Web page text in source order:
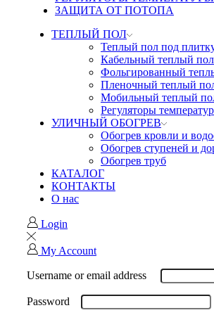
ЗАЩИТА ОТ ПОТОПА
ТЕПЛЫЙ ПОЛ
Теплый пол под
Кабельный теплый пол
Фольгированный
Пленочный теплый
Мобильный теплый
Регуляторы
УЛИЧНЫЙ ОБОГРЕВ
Обогрев кровли и
Обогрев ступеней и
Обогрев труб
КАТАЛОГ
КОНТАКТЫ
О нас
Login
My Account
Username or email address
Password